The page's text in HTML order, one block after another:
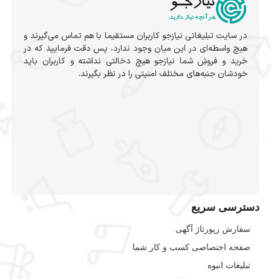
در سایت تبلیغاتی نیازجو کاربران مستقیما با هم تماس می‌گیرند و
هیچ واسطه‌ای در این میان وجود ندارد، پس دقت فرمایید که در
خرید و فروشِ شما نیازجو هیچ دخالتی نداشته و کاربران باید
خودشان جنبه‌های مختلف امنیتی را در نظر بگیرند.
دسترسی سریع
سفارش رپورتاژ آگهی
صفحه اختصاصی کسب و کار شما
تبلیغات انبوه